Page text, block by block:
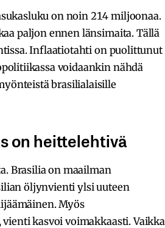
on noin 214 miljoonaa.
paljon ennen länsimaita. Tällä
Inflaatiotahti on puolittunut
voidaankin nähdä
brasilialaisille
on heittelehtivä
Brasilia on maailman
öljynvienti ylsi uuteen
Myös
kasvoi voimakkaasti. Vaikka